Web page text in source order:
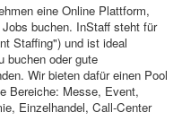
eine Online Plattform,
buchen. InStaff steht für
Staffing") und ist ideal
buchen oder gute
Wir bieten dafür einen Pool
Bereiche: Messe, Event,
Einzelhandel, Call-Center